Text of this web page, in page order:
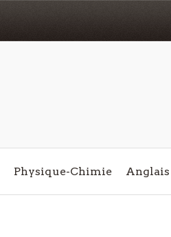
Physique-Chimie Anglais